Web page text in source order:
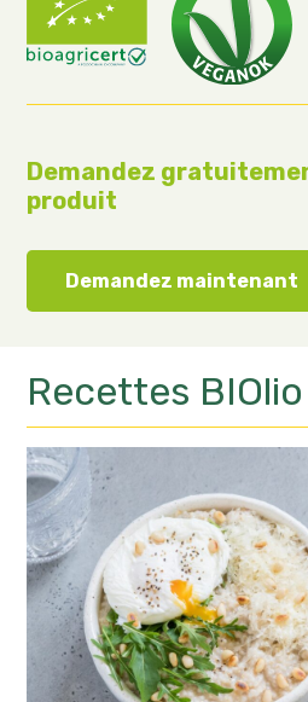
Demandez
produit
Demandez maintenant
Recettes BIOlio